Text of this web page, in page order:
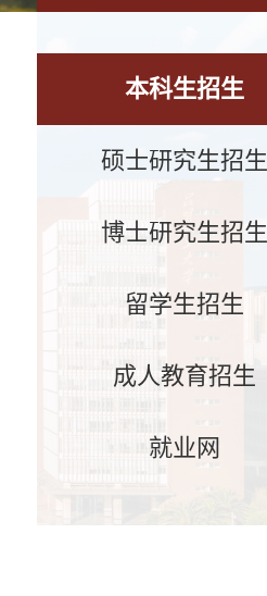
本科生招生
硕士研究生招生
博士研究生招生
留学生招生
成人教育招生
就业网